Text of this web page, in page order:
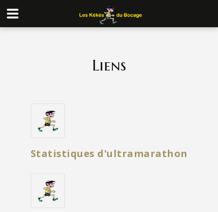
Liens
Statistiques d'ultramarathon